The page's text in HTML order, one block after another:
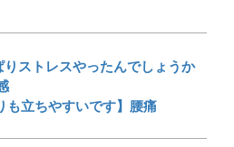
りストレスやったんでしょうか
も立ちやすいです】腰痛